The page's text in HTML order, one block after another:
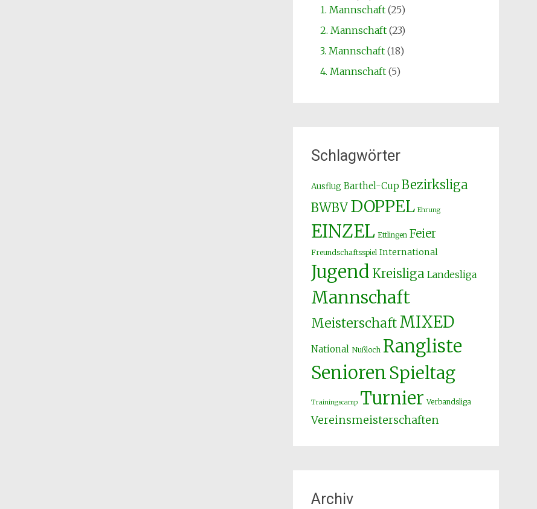
1. Mannschaft(25)
2. Mannschaft(23)
3. Mannschaft(18)
4. Mannschaft(5)
Schlagwörter
Ausflug Barthel-Cup Bezirksliga
BWBVDOPPEL Ehrung
EINZEL Ettlingen Feier
Freundschaftsspiel International
Jugend Kreisliga Landesliga
Mannschaft
MeisterschaftMIXED
National Nußloch Rangliste
SeniorenSpieltag
Trainingscamp Turnier Verbandsliga
Vereinsmeisterschaften
Archiv